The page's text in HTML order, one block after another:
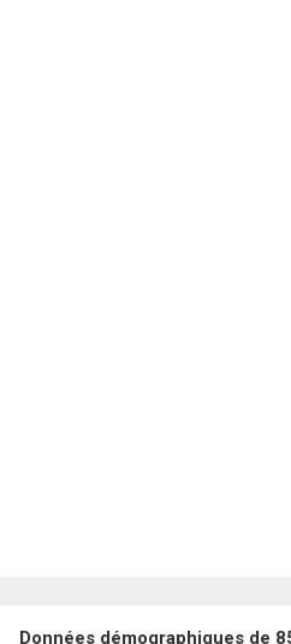
Données démographiques de